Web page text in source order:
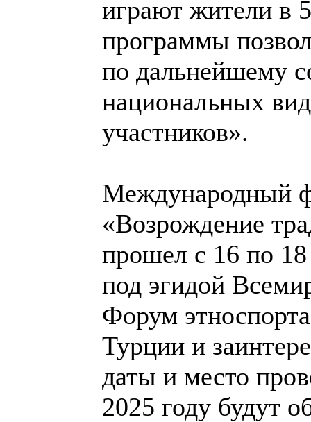
играют жители в
программы
по дальнейшему
национальных
участников».
Международный
«Возрождение
прошел с 16 по
под эгидой
Форум
Турции и
даты и место
2025 году будут